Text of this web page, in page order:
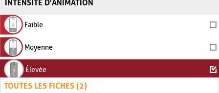
INTENSITÉ D'ANIMATION
Faible
Moyenne
Élevée
TOUTES LES FICHES (2)